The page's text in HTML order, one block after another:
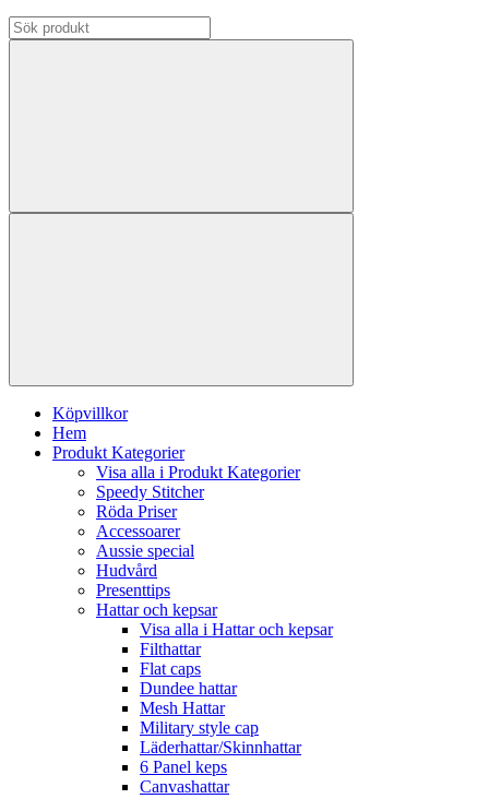
Köpvillkor
Hem
Produkt Kategorier
Visa alla i Produkt Kategorier
Speedy Stitcher
Röda Priser
Accessoarer
Aussie special
Hudvård
Presenttips
Hattar och kepsar
Visa alla i Hattar och kepsar
Filthattar
Flat caps
Dundee hattar
Mesh Hattar
Military style cap
Läderhattar/Skinnhattar
6 Panel keps
Canvashattar